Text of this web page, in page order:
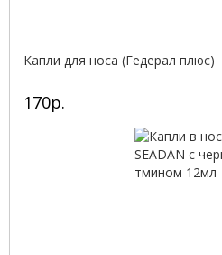
Капли для носа (Гедерал плюс)
170р.